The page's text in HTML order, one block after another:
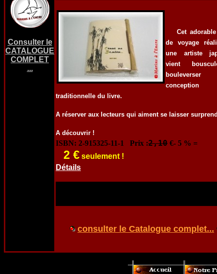
Consulter le
CATALOGUE
COMPLET
...
Cet adorable
de voyage
une artiste
vient
conception
traditionnelle du livre.
A réserver aux lecteurs qui aiment se laisser
A découvrir !
ISBN: 2-915325-11-1 Prix :2,10 €- 5 % =
2 € seulement !
Détails
consulter le Catalogue compl et...